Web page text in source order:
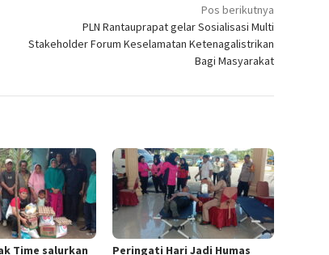
Pos berikutnya
PLN Rantauprapat gelar Sosialisasi Multi
Stakeholder Forum Keselamatan Ketenagalistrikan
Bagi Masyarakat
Time salurkan
Peringati Hari Jadi Humas